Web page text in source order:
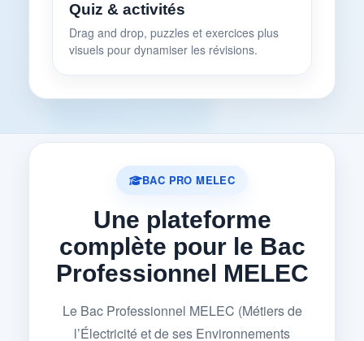
Quiz & activités
Drag and drop, puzzles et exercices plus
visuels pour dynamiser les révisions.
BAC PRO MELEC
Une plateforme
complète pour le Bac
Professionnel MELEC
Le Bac Professionnel MELEC (Métiers de
l’Électricité et de ses Environnements